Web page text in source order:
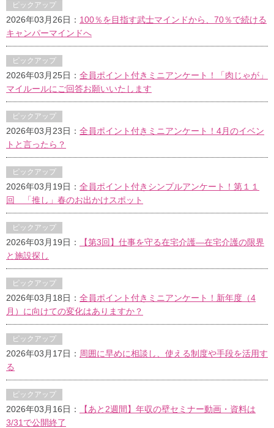
ピックアップ
2026年03月26日： 100％を目指す武士マインドから、70％で続ける
キャンパーマインドへ
ピックアップ
2026年03月25日： 全員ポイント付きミニアンケート！「肉じゃが」
マイルールにご回答お願いいたします
ピックアップ
2026年03月23日： 全員ポイント付きミニアンケート！4月のイベン
トと言ったら？
ピックアップ
2026年03月19日： 全員ポイント付きシンプルアンケート！第１１
回 「推し」春のお出かけスポット
ピックアップ
2026年03月19日：
【第3回】仕事を守る在宅介護―在宅介護の限界
と施設探し
ピックアップ
2026年03月18日： 全員ポイント付きミニアンケート！新年度（4
月）に向けての変化はありますか？
ピックアップ
2026年03月17日： 周囲に早めに相談し、使える制度や手段を活用す
る
ピックアップ
2026年03月16日：
【あと2週間】年収の壁セミナー動画・資料は
3/31で公開終了